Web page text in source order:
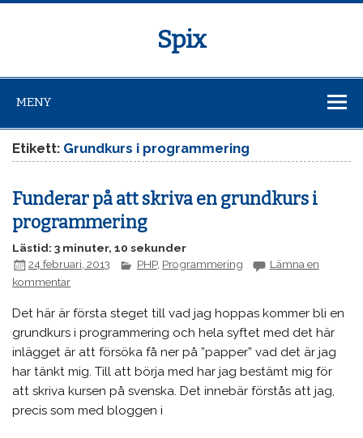
Spix
MENY
Etikett: Grundkurs i programmering
Funderar på att skriva en grundkurs i
programmering
Lästid: 3 minuter, 10 sekunder
24 februari, 2013
PHP, Programmering
Lämna en
kommentar
Det här är första steget till vad jag hoppas kommer bli en
grundkurs i programmering och hela syftet med det här
inlägget är att försöka få ner på ”papper” vad det är jag
har tänkt mig. Till att börja med har jag bestämt mig för
att skriva kursen på svenska. Det innebär förstås att jag,
precis som med bloggen i